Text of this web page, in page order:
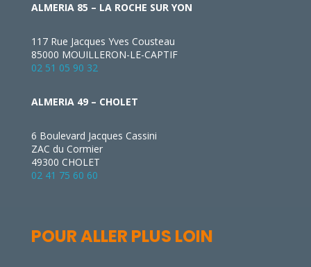
ALMERIA 85 – LA ROCHE SUR YON
117 Rue Jacques Yves Cousteau
85000 MOUILLERON-LE-CAPTIF
02 51 05 90 32
ALMERIA 49 – CHOLET
6 Boulevard Jacques Cassini
ZAC du Cormier
49300 CHOLET
02 41 75 60 60
POUR ALLER PLUS LOIN